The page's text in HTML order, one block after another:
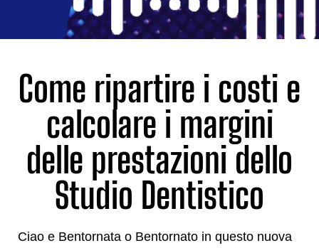
Come ripartire i costi e
calcolare i margini
delle prestazioni dello
Studio Dentistico
Ciao e Bentornata o Bentornato in questo nuova